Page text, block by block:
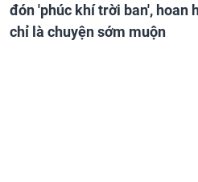
đón 'phúc khí trời ban', hoan
chỉ là chuyện sớm muộn